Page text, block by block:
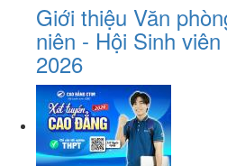
Giới thiệu Văn
niên - Hội Sinh
2026